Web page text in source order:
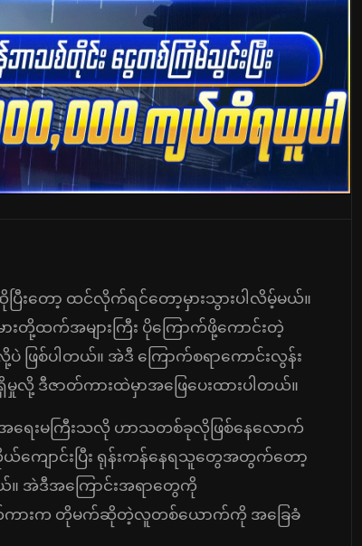
းတော့ ထင်လိုက်ရင်တော့မှားသွားပါလိမ့်မယ်။
က်အများကြီး ပိုကြောက်ဖို့ကောင်းတဲ့
ြစ်ပါတယ်။ အဲဒီ ကြောက်စရာကောင်းလွန်း
ဒီဇာတ်ကားထဲမှာအဖြေပေးထားပါတယ်။
ေးမကြီးသလို ဟာသတစ်ခုလိုဖြစ်နေလောက်
ကျောင်းပြီး ရုန်းကန်နေရသူတွေအတွက်တော့
။ အဲဒီအကြောင်းအရာတွေကို
တ်ကားက တိုမက်ဆိုတဲ့လူတစ်ယောက်ကို အခြေခံ